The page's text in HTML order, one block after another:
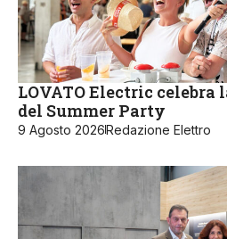
LOVATO Electric
del Summer Party
9 Agosto 2026Redazione Elettro